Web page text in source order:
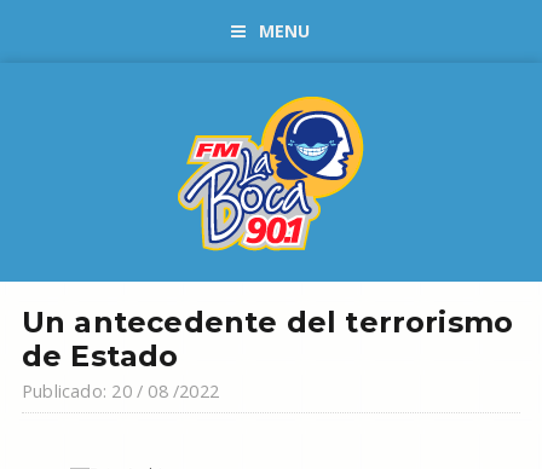
MENU
Un antecedente del terrorismo
de Estado
Publicado: 20 / 08 /2022